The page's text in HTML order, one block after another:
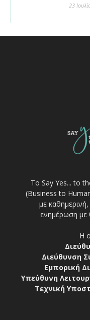
23
Το Say Yes... to
(Business to
με
ενημέρωση
Η
Διεύθυνση
Εμπορική
Υπεύθυνη
Τεχνική